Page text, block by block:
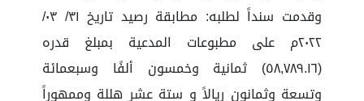
وقدمت سنداً لطلبه: مطابقة رصيد تاريخ ٣١/ ٠٣/
٢٠٢٢م على مطبوعات المدعية بمبلغ قدره
(٥٨,٧٨٩.١٦) ثمانية وخمسون ألفًا وسبعمائة
وتسعة وثمانون ريالاً و ستة عشر هللة وممهوراً